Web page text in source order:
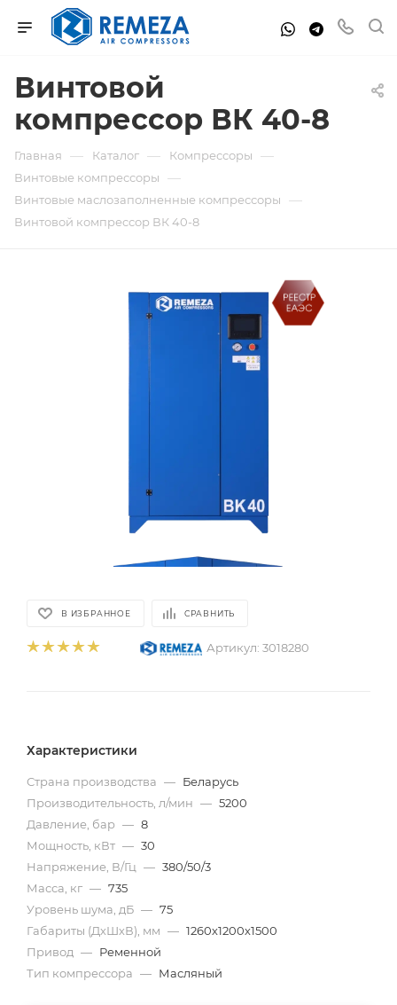
Винтовой
компрессор ВК 40-8
Главная — Каталог — Компрессоры —
Винтовые компрессоры —
Винтовые маслозаполненные компрессоры —
Винтовой компрессор ВК 40-8
В ИЗБРАННОЕ СРАВНИТЬ
Артикул: 3018280
Характеристики
Страна производства — Беларусь
Производительность, л/мин — 5200
Давление, бар — 8
Мощность, кВт — 30
Напряжение, В/Гц — 380/50/3
Масса, кг — 735
Уровень шума, дБ — 75
Габариты (ДхШхВ), мм — 1260х1200х1500
Привод — Ременной
Тип компрессора — Масляный